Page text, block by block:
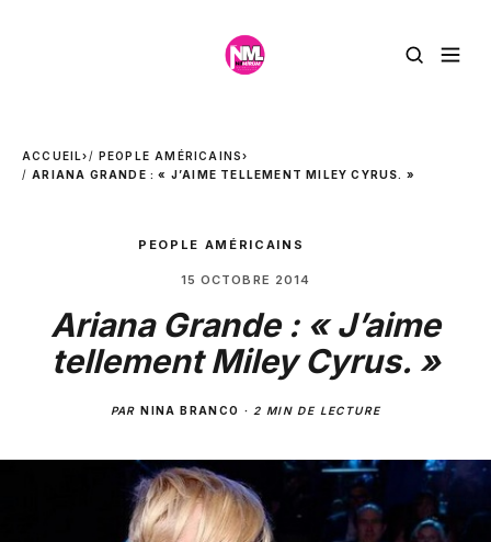
ACCUEIL› PEOPLE AMÉRICAINS›
ARIANA GRANDE : « J’AIME TELLEMENT MILEY CYRUS. »
PEOPLE AMÉRICAINS
15 OCTOBRE 2014
Ariana Grande : « J’aime
tellement Miley Cyrus. »
PARNINA BRANCO · 2 MIN DE LECTURE